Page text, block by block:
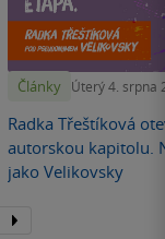
Články Úterý 4. srpna
Radka Třeštíková
autorskou kapitolu.
jako Velikovsky